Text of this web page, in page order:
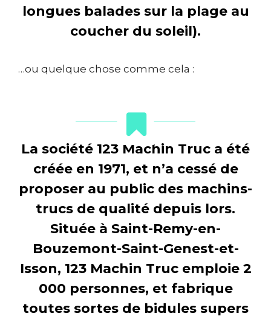
longues balades sur la plage au
coucher du soleil).
…ou quelque chose comme cela :
La société 123 Machin Truc a été
créée en 1971, et n’a cessé de
proposer au public des machins-
trucs de qualité depuis lors.
Située à Saint-Remy-en-
Bouzemont-Saint-Genest-et-
Isson, 123 Machin Truc emploie 2
000 personnes, et fabrique
toutes sortes de bidules supers